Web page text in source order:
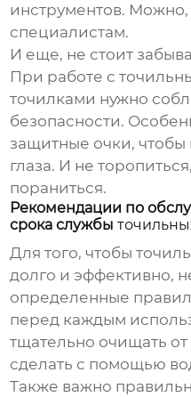
инструментов. Можно,
специалистам.
И еще, не стоит
При работе с
точилками нужно
безопасности.
защитные очки, чтобы
глаза. И не
пораниться.
Рекомендации по
срока службы
Для того, чтобы
долго и эффективно,
определенные
перед каждым
тщательно очищать
сделать с помощью
Также важно